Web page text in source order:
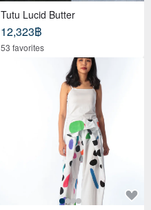
Tutu Lucid Butter
12,323฿
53 favorites